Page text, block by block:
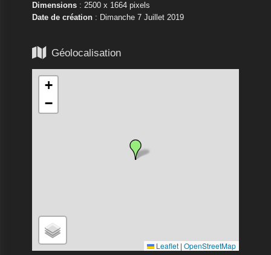
Dimensions: 2500 x 1664 pixels
Date de création: Dimanche 7 Juillet 2019
 Géolocalisation
+
−
Leaflet | OpenStreetMap